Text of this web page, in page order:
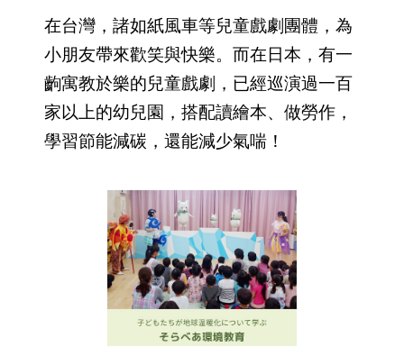
在台灣，諸如紙風車等兒童戲劇團體，為
小朋友帶來歡笑與快樂。而在日本，有一
齣寓教於樂的兒童戲劇，已經巡演過一百
家以上的幼兒園，搭配讀繪本、做勞作，
學習節能減碳，還能減少氣喘！